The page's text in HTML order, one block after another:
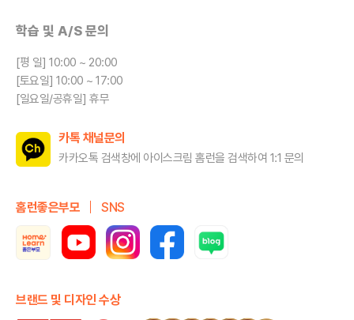
학습 및 A/S 문의
[평 일] 10:00 ~ 20:00
[토요일] 10:00 ~ 17:00
[일요일/공휴일] 휴무
카톡 채널문의
카카오톡 검색창에 아이스크림 홈런을 검색하여 1:1 문의
홈런좋은부모 SNS
브랜드 및 디자인 수상